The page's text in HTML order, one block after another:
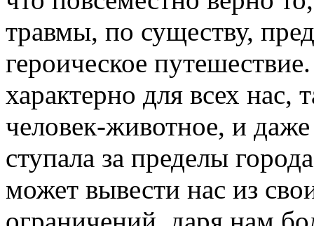
травмы, по существу,
героическое
характерно для всех
человек-животное, и
ступала за пределы
может вывести нас из